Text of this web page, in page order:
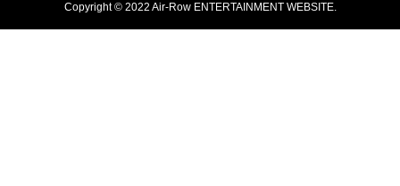
Copyright © 2022 Air-Row ENTERTAINMENT WEBSITE.